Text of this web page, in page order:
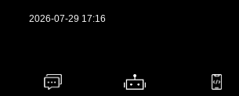
2026-07-29 17:16